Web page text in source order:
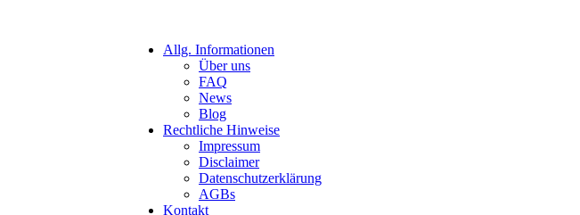
Allg. Informationen
Über uns
FAQ
News
Blog
Rechtliche Hinweise
Impressum
Disclaimer
Datenschutzerklärung
AGBs
Kontakt